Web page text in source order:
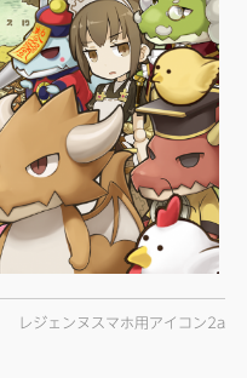
レジェンヌスマホ用アイコン2a